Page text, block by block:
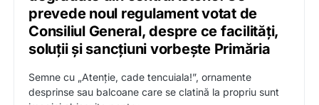
prevede noul regulament votat de
Consiliul General, despre ce facilități,
soluții și sancțiuni vorbește Primăria
Semne cu „Atenție, cade tencuiala!”, ornamente
desprinse sau balcoane care se clatină la propriu sunt